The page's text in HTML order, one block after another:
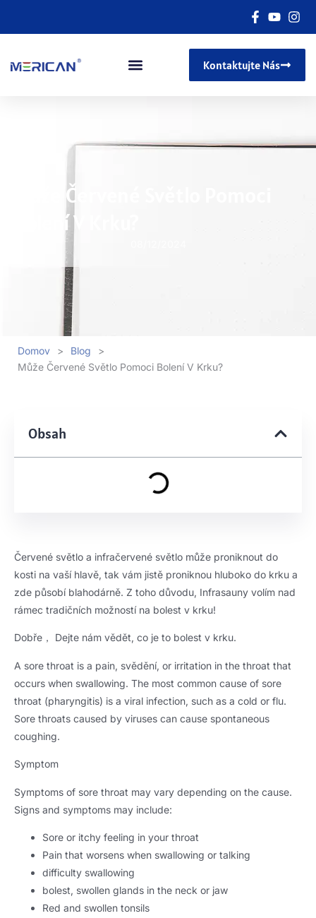
Kontaktujte Nás
Může Červené Světlo Pomoci
Bolení V Krku?
Domov > Blog
>
Může Červené Světlo Pomoci Bolení V Krku?
Obsah
Červené světlo a infračervené světlo může proniknout do
kosti na vaší hlavě, tak vám jistě proniknou hluboko do krku a
zde působí blahodárně. Z toho důvodu, Infrasauny volím nad
rámec tradičních možností na bolest v krku!
Dobře， Dejte nám vědět, co je to bolest v krku.
A sore throat is a pain, svědění, or irritation in the throat that
occurs when swallowing. The most common cause of sore
throat (pharyngitis) is a viral infection, such as a cold or flu.
Sore throats caused by viruses can cause spontaneous
coughing.
Symptom
Symptoms of sore throat may vary depending on the cause.
Signs and symptoms may include:
Sore or itchy feeling in your throat
Pain that worsens when swallowing or talking
difficulty swallowing
bolest, swollen glands in the neck or jaw
Red and swollen tonsils